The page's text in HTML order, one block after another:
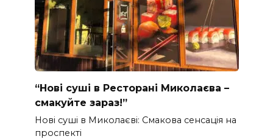
“Нові суші в Ресторані Миколаєва –
смакуйте зараз!”
Нові суші в Миколаєві: Смакова сенсація на
проспекті